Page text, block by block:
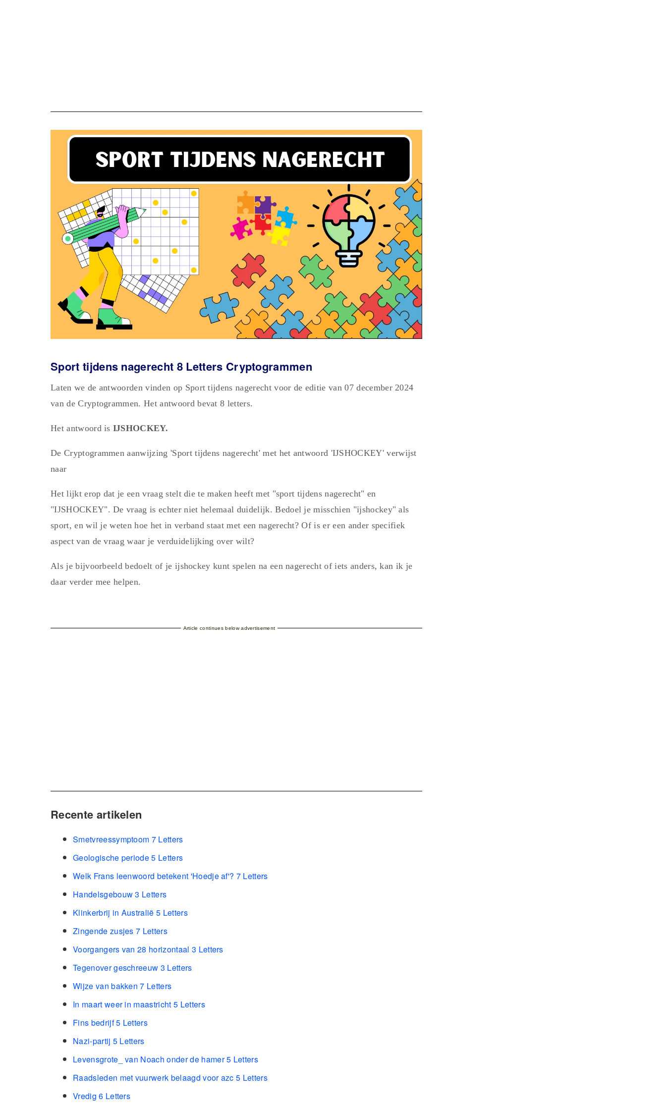
Sport tijdens nagerecht 8 Letters Cryptogrammen
Laten we de antwoorden vinden op Sport tijdens nagerecht voor de editie van 07 december 2024
van de Cryptogrammen. Het antwoord bevat 8 letters.
Het antwoord isĲSHOCKEY.
De Cryptogrammen aanwijzing 'Sport tijdens nagerecht' met het antwoord 'ĲSHOCKEY' verwijst
naar
Het lijkt erop dat je een vraag stelt die te maken heeft met "sport tijdens nagerecht" en
"IJSHOCKEY". De vraag is echter niet helemaal duidelijk. Bedoel je misschien "ijshockey" als
sport, en wil je weten hoe het in verband staat met een nagerecht? Of is er een ander specifiek
aspect van de vraag waar je verduidelijking over wilt?
Als je bijvoorbeeld bedoelt of je ijshockey kunt spelen na een nagerecht of iets anders, kan ik je
daar verder mee helpen.
Article continues below advertisement
Recente artikelen
Smetvreessymptoom 7 Letters
Geologische periode 5 Letters
Welk Frans leenwoord betekent 'Hoedje af'? 7 Letters
Handelsgebouw 3 Letters
Klinkerbrij in Australië 5 Letters
Zingende zusjes 7 Letters
Voorgangers van 28 horizontaal 3 Letters
Tegenover geschreeuw 3 Letters
Wijze van bakken 7 Letters
In maart weer in maastricht 5 Letters
Fins bedrijf 5 Letters
Nazi-partij 5 Letters
Levensgrote_ van Noach onder de hamer 5 Letters
Raadsleden met vuurwerk belaagd voor azc 5 Letters
Vredig 6 Letters